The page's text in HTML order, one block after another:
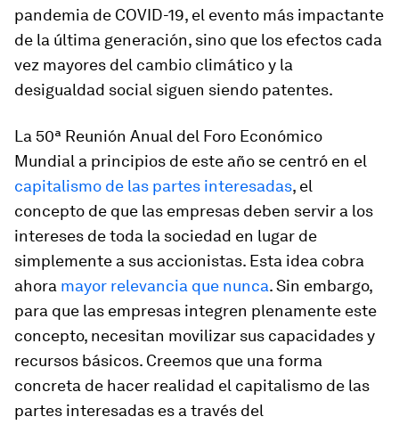
pandemia de COVID-19, el evento más impactante
de la última generación, sino que los efectos cada
vez mayores del cambio climático y la
desigualdad social siguen siendo patentes.
La 50ª Reunión Anual del Foro Económico
Mundial a principios de este año se centró en el
capitalismo de las partes interesadas, el
concepto de que las empresas deben servir a los
intereses de toda la sociedad en lugar de
simplemente a sus accionistas. Esta idea cobra
ahora mayor relevancia que nunca. Sin embargo,
para que las empresas integren plenamente este
concepto, necesitan movilizar sus capacidades y
recursos básicos. Creemos que una forma
concreta de hacer realidad el capitalismo de las
partes interesadas es a través del